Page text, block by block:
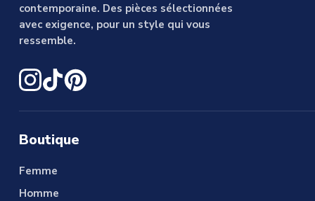
contemporaine. Des pièces sélectionnées
avec exigence, pour un style qui vous
ressemble.
Boutique
Femme
Homme